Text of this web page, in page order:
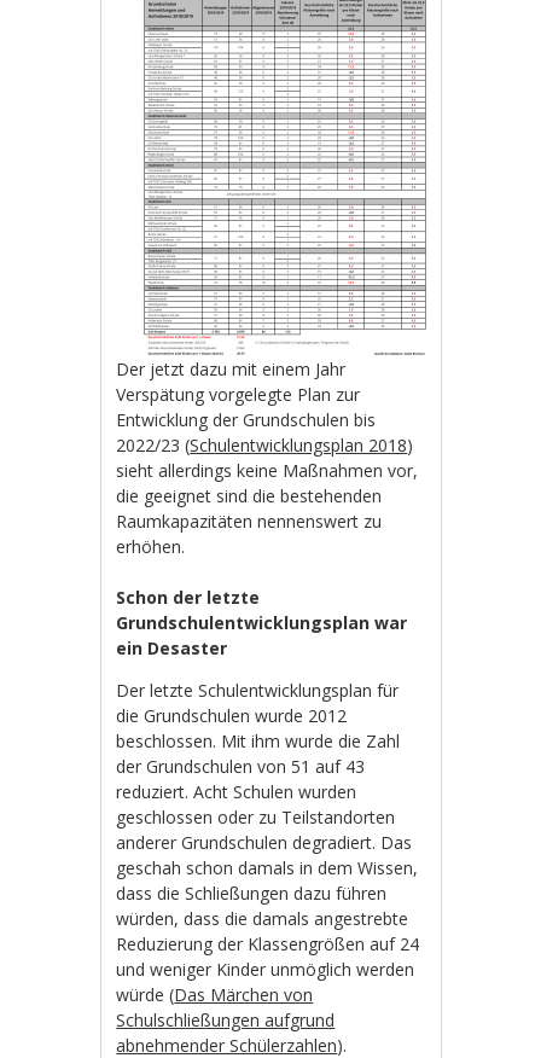
Der jetzt dazu mit einem Jahr
Verspätung vorgelegte Plan zur
Entwicklung der Grundschulen bis
2022/23 (Schulentwicklungsplan 2018)
sieht allerdings keine Maßnahmen vor,
die geeignet sind die bestehenden
Raumkapazitäten nennenswert zu
erhöhen.
Schon der letzte
Grundschulentwicklungsplan war
ein Desaster
Der letzte Schulentwicklungsplan für
die Grundschulen wurde 2012
beschlossen. Mit ihm wurde die Zahl
der Grundschulen von 51 auf 43
reduziert. Acht Schulen wurden
geschlossen oder zu Teilstandorten
anderer Grundschulen degradiert. Das
geschah schon damals in dem Wissen,
dass die Schließungen dazu führen
würden, dass die damals angestrebte
Reduzierung der Klassengrößen auf 24
und weniger Kinder unmöglich werden
würde (Das Märchen von
Schulschließungen aufgrund
abnehmender Schülerzahlen).